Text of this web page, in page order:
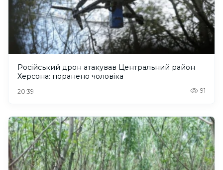
Російський дрон атакував Центральний район
Херсона: поранено чоловіка
20:39 91